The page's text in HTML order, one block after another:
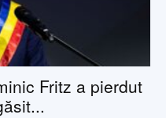
Fritz a pierdut